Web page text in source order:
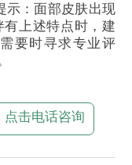
示：面部皮肤出现
上述特点时，建
要时寻求专业评
点击电话咨询